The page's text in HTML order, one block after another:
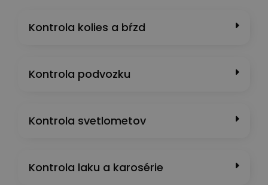
Kontrola kolies a bŕzd
Kontrola podvozku
Kontrola svetlometov
Kontrola laku a karosérie